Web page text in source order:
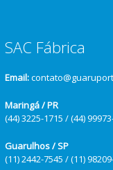
SAC Fábrica
Email:
Maringá / PR
(44) 3225-1715 / (44)
Guarulhos / SP
(11) 2442-7545 / (11)